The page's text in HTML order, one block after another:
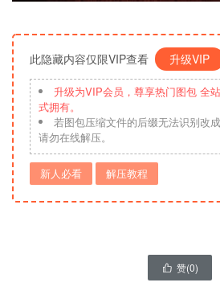
此隐藏内容仅限VIP查看 升级VIP
升级为VIP会员，尊享热门图包 全
式拥有。
若图包压缩文件的后缀无法识别改成
请勿在线解压。
新人必看 解压教程
 赞(0)